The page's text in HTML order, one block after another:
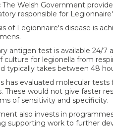
The Welsh Government
responsible for
of Legionnaire's disease is
antigen test is available 24/
culture for legionella from
typically takes between 48
has evaluated molecular
These would not give faster
of sensitivity and specificity.
also invests in
supporting work to further